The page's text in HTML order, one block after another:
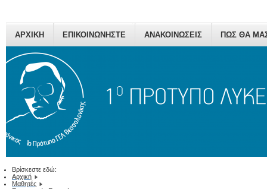
ΑΡΧΙΚΗ ΕΠΙΚΟΙΝΩΝΗΣΤΕ ΑΝΑΚΟΙΝΩΣΕΙΣ ΠΩΣ ΘΑ
Βρίσκεστε εδώ:
Αρχική
Μαθητές